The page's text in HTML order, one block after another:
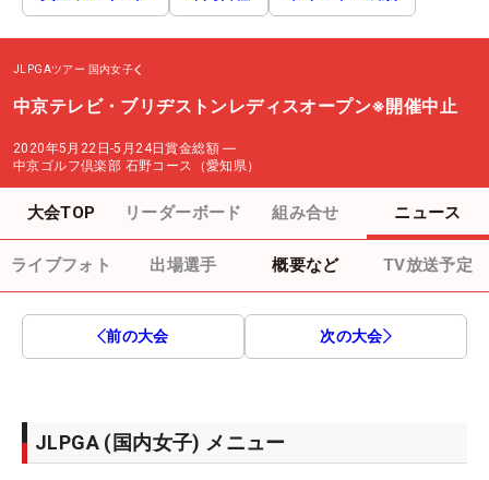
JLPGAツアー 国内女子
中京テレビ・ブリヂストンレディスオープン※開催中止
2020年5月22日-5月24日賞金総額 ―
中京ゴルフ倶楽部 石野コース（愛知県）
大会TOP リーダーボード 組み合せ ニュース
ライブフォト 出場選手 概要など TV放送予定
前の大会 次の大会
JLPGA (国内女子) メニュー